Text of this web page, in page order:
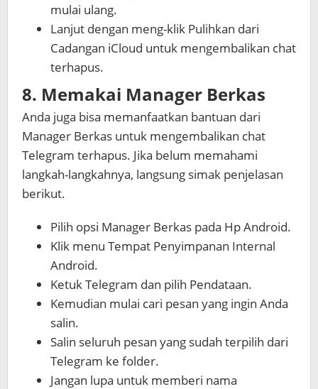
mulai ulang.
Lanjut dengan meng-klik Pulihkan dari
Cadangan iCloud untuk mengembalikan chat
terhapus.
8. Memakai Manager Berkas
Anda juga bisa memanfaatkan bantuan dari
Manager Berkas untuk mengembalikan chat
Telegram terhapus. Jika belum memahami
langkah-langkahnya, langsung simak penjelasan
berikut.
Pilih opsi Manager Berkas pada Hp Android.
Klik menu Tempat Penyimpanan Internal
Android.
Ketuk Telegram dan pilih Pendataan.
Kemudian mulai cari pesan yang ingin Anda
salin.
Salin seluruh pesan yang sudah terpilih dari
Telegram ke folder.
Jangan lupa untuk memberi nama